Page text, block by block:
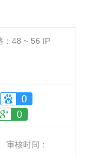
48 ~ 56 IP
审核时间：